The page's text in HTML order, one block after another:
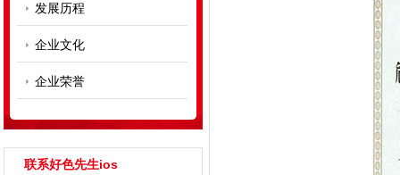
发展历程
企业文化
企业荣誉
联系好色先生ios